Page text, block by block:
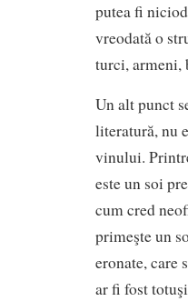
putea fi
vreodată o
turci, armeni,
Un alt punct
literatură, nu
vinului.
este un soi
cum cred
primeşte un
eronate, care
ar fi fost